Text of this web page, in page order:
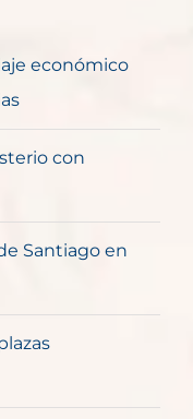
económico
con
Santiago en